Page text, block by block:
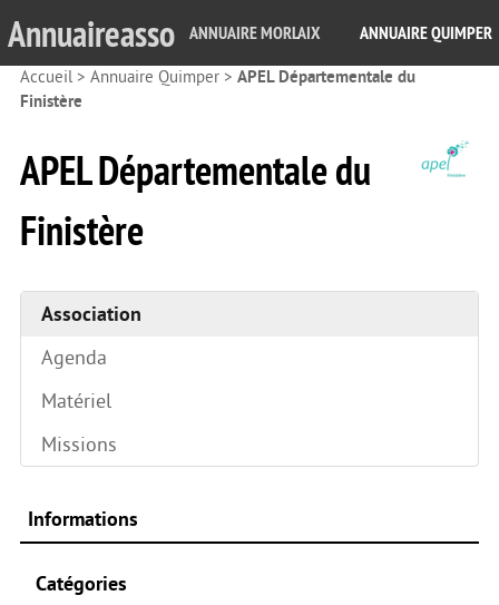
Annuaireasso ANNUAIRE MORLAIX ANNUAIRE QUIMPER
Accueil> Annuaire Quimper > APEL Départementale du
Finistère
APEL Départementale du
Finistère
Association
Agenda
Matériel
Missions
Informations
Catégories